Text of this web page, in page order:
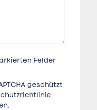
Felder
geschützt
.